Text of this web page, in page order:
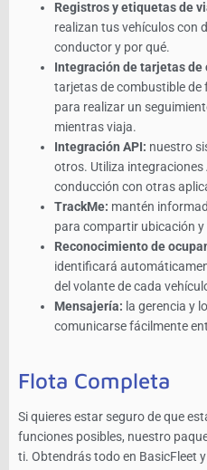
Registros y etiquetas de
realizan tus vehículos con
conductor y por qué.
Integración de tarjetas de
tarjetas de combustible
para realizar un
mientras viaja.
Integración API: nuestro
otros. Utiliza
conducción con otras
TrackMe: mantén
para compartir ubicación y
Reconocimiento de
identificará
del volante de cada
Mensajería: la gerencia y
comunicarse fácilmente
Flota Completa
Si quieres estar seguro de que
funciones posibles, nuestro
ti. Obtendrás todo en BasicFleet